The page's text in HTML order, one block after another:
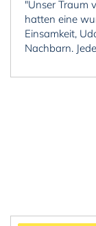
"Unser Traum
hatten eine
Einsamkeit,
Nachbarn.